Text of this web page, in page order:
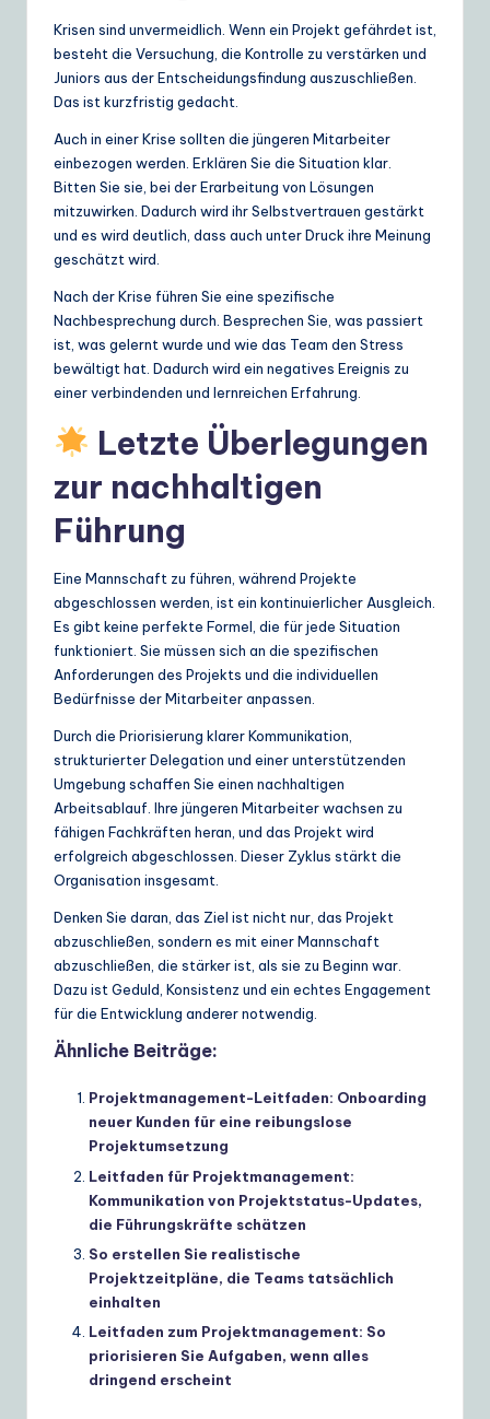
Krisen sind unvermeidlich. Wenn ein Projekt gefährdet ist,
besteht die Versuchung, die Kontrolle zu verstärken und
Juniors aus der Entscheidungsfindung auszuschließen.
Das ist kurzfristig gedacht.
Auch in einer Krise sollten die jüngeren Mitarbeiter
einbezogen werden. Erklären Sie die Situation klar.
Bitten Sie sie, bei der Erarbeitung von Lösungen
mitzuwirken. Dadurch wird ihr Selbstvertrauen gestärkt
und es wird deutlich, dass auch unter Druck ihre Meinung
geschätzt wird.
Nach der Krise führen Sie eine spezifische
Nachbesprechung durch. Besprechen Sie, was passiert
ist, was gelernt wurde und wie das Team den Stress
bewältigt hat. Dadurch wird ein negatives Ereignis zu
einer verbindenden und lernreichen Erfahrung.
Letzte Überlegungen
zur nachhaltigen
Führung
Eine Mannschaft zu führen, während Projekte
abgeschlossen werden, ist ein kontinuierlicher Ausgleich.
Es gibt keine perfekte Formel, die für jede Situation
funktioniert. Sie müssen sich an die spezifischen
Anforderungen des Projekts und die individuellen
Bedürfnisse der Mitarbeiter anpassen.
Durch die Priorisierung klarer Kommunikation,
strukturierter Delegation und einer unterstützenden
Umgebung schaffen Sie einen nachhaltigen
Arbeitsablauf. Ihre jüngeren Mitarbeiter wachsen zu
fähigen Fachkräften heran, und das Projekt wird
erfolgreich abgeschlossen. Dieser Zyklus stärkt die
Organisation insgesamt.
Denken Sie daran, das Ziel ist nicht nur, das Projekt
abzuschließen, sondern es mit einer Mannschaft
abzuschließen, die stärker ist, als sie zu Beginn war.
Dazu ist Geduld, Konsistenz und ein echtes Engagement
für die Entwicklung anderer notwendig.
Ähnliche Beiträge:
Projektmanagement-Leitfaden: Onboarding
neuer Kunden für eine reibungslose
Projektumsetzung
Leitfaden für Projektmanagement:
Kommunikation von Projektstatus-Updates,
die Führungskräfte schätzen
So erstellen Sie realistische
Projektzeitpläne, die Teams tatsächlich
einhalten
Leitfaden zum Projektmanagement: So
priorisieren Sie Aufgaben, wenn alles
dringend erscheint